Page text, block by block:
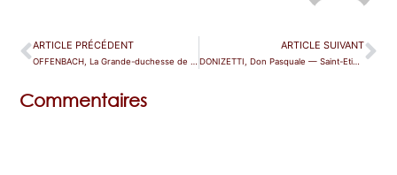
ARTICLE PRÉCÉDENT ARTICLE SUIVANT
DONIZETTI, Don Pasquale — Saint-Etienne
Commentaires